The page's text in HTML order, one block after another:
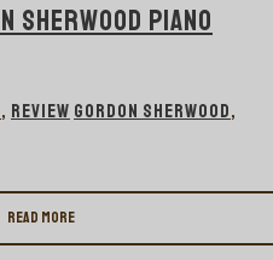
SHERWOOD PIANO
, REVIEW GORDON SHERWOOD,
Read more